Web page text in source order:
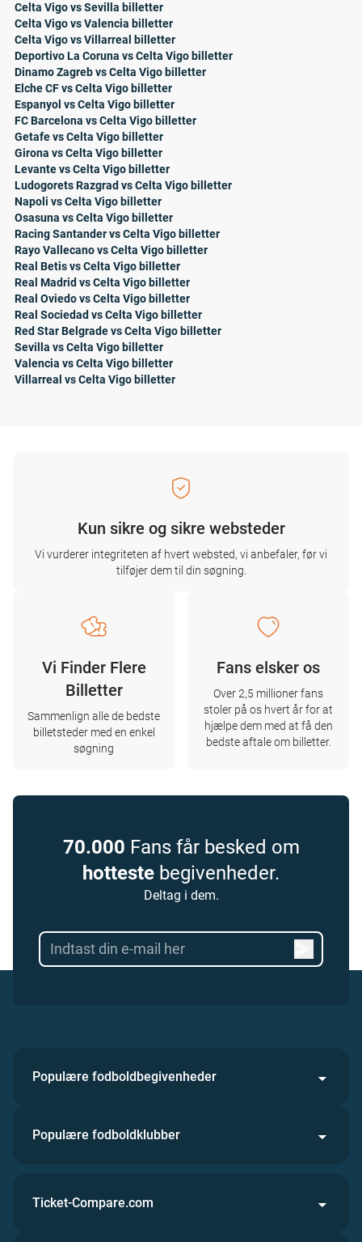
Celta Vigo vs Sevilla billetter
Celta Vigo vs Valencia billetter
Celta Vigo vs Villarreal billetter
Deportivo La Coruna vs Celta Vigo billetter
Dinamo Zagreb vs Celta Vigo billetter
Elche CF vs Celta Vigo billetter
Espanyol vs Celta Vigo billetter
FC Barcelona vs Celta Vigo billetter
Getafe vs Celta Vigo billetter
Girona vs Celta Vigo billetter
Levante vs Celta Vigo billetter
Ludogorets Razgrad vs Celta Vigo billetter
Napoli vs Celta Vigo billetter
Osasuna vs Celta Vigo billetter
Racing Santander vs Celta Vigo billetter
Rayo Vallecano vs Celta Vigo billetter
Real Betis vs Celta Vigo billetter
Real Madrid vs Celta Vigo billetter
Real Oviedo vs Celta Vigo billetter
Real Sociedad vs Celta Vigo billetter
Red Star Belgrade vs Celta Vigo billetter
Sevilla vs Celta Vigo billetter
Valencia vs Celta Vigo billetter
Villarreal vs Celta Vigo billetter
Kun sikre og sikre websteder
Vi vurderer integriteten af ​​hvert websted, vi anbefaler, før vi
tilføjer dem til din søgning.
Vi Finder Flere
Billetter
Sammenlign alle de bedste
billetsteder med en enkel
søgning
Fans elsker os
Over 2,5 millioner fans
stoler på os hvert år for at
hjælpe dem med at få den
bedste aftale om billetter.
70.000 Fans får besked om
hotteste begivenheder.
Deltag i dem.
Populære fodboldbegivenheder
Populære fodboldklubber
Ticket-Compare.com